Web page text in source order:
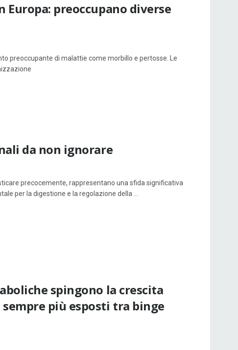
Europa: preoccupano diverse
preoccupante di malattie come morbillo e pertosse. Le
da non ignorare
precocemente, rappresentano una sfida significativa
per la digestione e la regolazione della ...
spingono la crescita
più esposti tra binge